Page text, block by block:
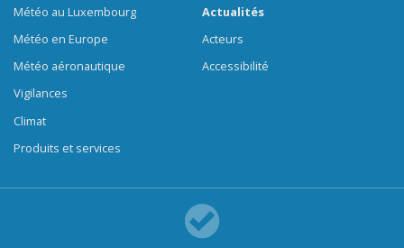
Météo au Luxembourg
Météo en Europe
Météo aéronautique
Vigilances
Climat
Produits et services
Actualités
Acteurs
Accessibilité